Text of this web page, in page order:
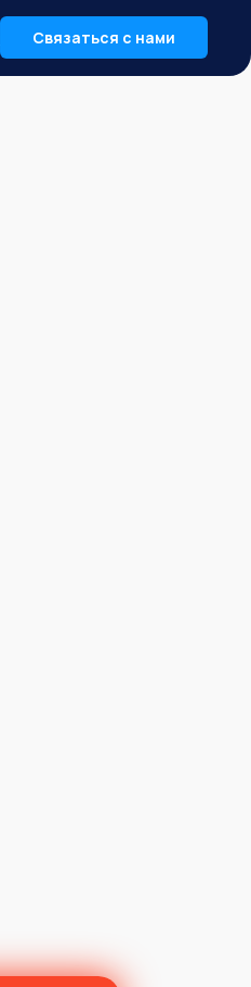
Связаться с нами